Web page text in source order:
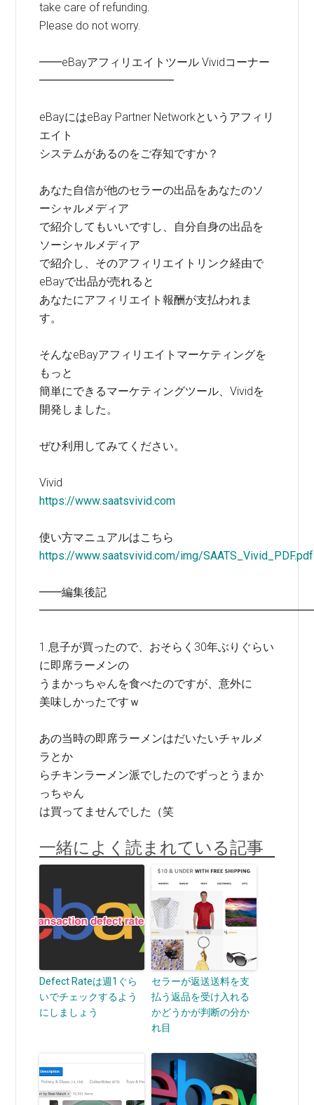
take care of refunding.
Please do not worry.
━━eBayアフィリエイトツール Vividコーナー
━━━━━━━━━━━━
eBayにはeBay Partner Networkというアフィリ
エイト
システムがあるのをご存知ですか？
あなた自信が他のセラーの出品をあなたのソ
ーシャルメディア
で紹介してもいいですし、自分自身の出品を
ソーシャルメディア
で紹介し、そのアフィリエイトリンク経由で
eBayで出品が売れると
あなたにアフィリエイト報酬が支払われま
す。
そんなeBayアフィリエイトマーケティングを
もっと
簡単にできるマーケティングツール、Vividを
開発しました。
ぜひ利用してみてください。
Vivid
https://www.saatsvivid.com
使い方マニュアルはこちら
https://www.saatsvivid.com/img/SAATS_Vivid_PDF.pdf
━━編集後記
1.息子が買ったので、おそらく30年ぶりぐらい
に即席ラーメンの
うまかっちゃんを食べたのですが、意外に
美味しかったですｗ
あの当時の即席ラーメンはだいたいチャルメ
ラとか
らチキンラーメン派でしたのでずっとうまか
っちゃん
は買ってませんでした（笑
一緒によく読まれている記事
Defect Rateは週1ぐら
いでチェックするよう
にしましょう
セラーが返送送料を支
払う返品を受け入れる
かどうかが判断の分か
れ目